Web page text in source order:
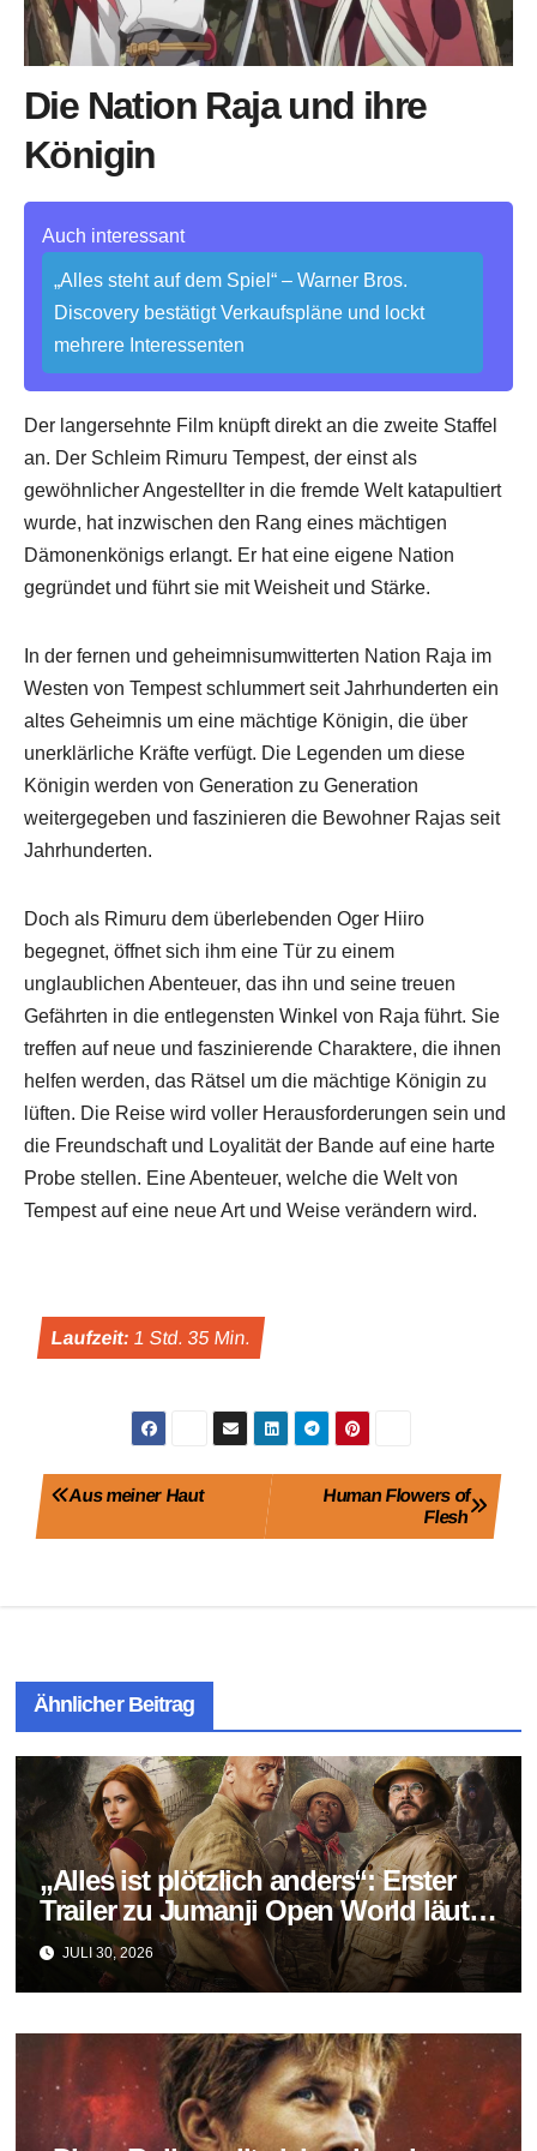
Die Nation Raja und ihre
Königin
Auch interessant
„Alles steht auf dem Spiel“ – Warner Bros.
Discovery bestätigt Verkaufspläne und lockt
mehrere Interessenten
Der langersehnte Film knüpft direkt an die zweite Staffel
an. Der Schleim Rimuru Tempest, der einst als
gewöhnlicher Angestellter in die fremde Welt katapultiert
wurde, hat inzwischen den Rang eines mächtigen
Dämonenkönigs erlangt. Er hat eine eigene Nation
gegründet und führt sie mit Weisheit und Stärke.
In der fernen und geheimnisumwitterten Nation Raja im
Westen von Tempest schlummert seit Jahrhunderten ein
altes Geheimnis um eine mächtige Königin, die über
unerklärliche Kräfte verfügt. Die Legenden um diese
Königin werden von Generation zu Generation
weitergegeben und faszinieren die Bewohner Rajas seit
Jahrhunderten.
Doch als Rimuru dem überlebenden Oger Hiiro
begegnet, öffnet sich ihm eine Tür zu einem
unglaublichen Abenteuer, das ihn und seine treuen
Gefährten in die entlegensten Winkel von Raja führt. Sie
treffen auf neue und faszinierende Charaktere, die ihnen
helfen werden, das Rätsel um die mächtige Königin zu
lüften. Die Reise wird voller Herausforderungen sein und
die Freundschaft und Loyalität der Bande auf eine harte
Probe stellen. Eine Abenteuer, welche die Welt von
Tempest auf eine neue Art und Weise verändern wird.
Laufzeit:1 Std. 35 Min.
BeitragsnavigationHuman Flowers of
Flesh
Aus meiner Haut
Ähnlicher Beitrag
„Alles ist plötzlich anders“: Erster
Trailer zu Jumanji Open World läutet
das Finale der Reihe ein
JULI 30, 2026